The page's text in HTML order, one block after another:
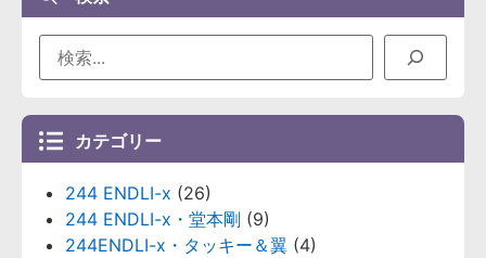
カテゴリー
244 ENDLI-x (26)
244 ENDLI-x・堂本剛 (9)
244ENDLI-x・タッキー＆翼 (4)